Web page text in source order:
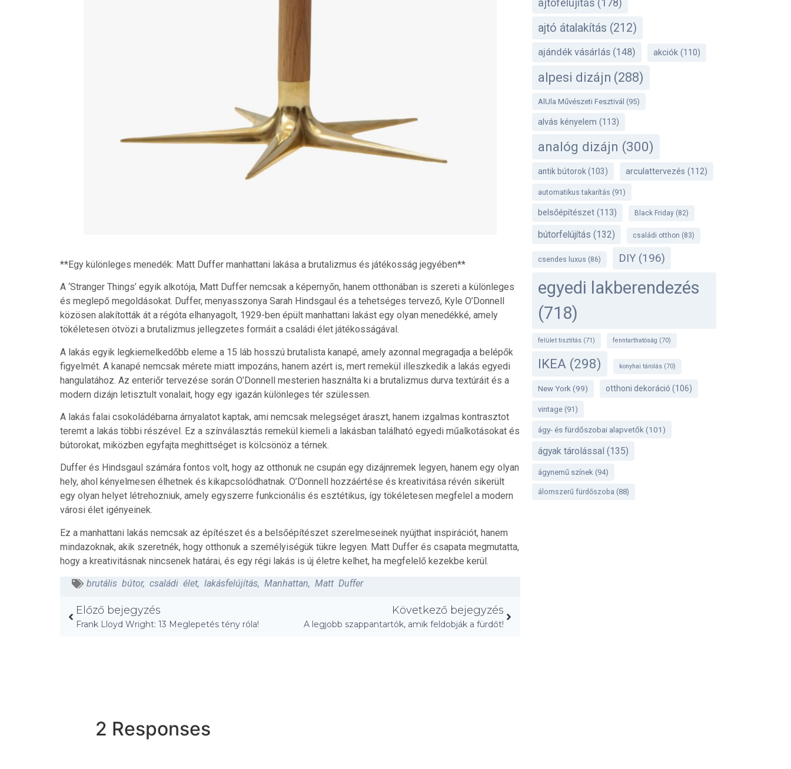
**Egy különleges menedék: Matt Duffer manhattani lakása a brutalizmus és játékosság jegyében**
A ‘Stranger Things’ egyik alkotója, Matt Duffer nemcsak a képernyőn, hanem otthonában is szereti a különleges
és meglepő megoldásokat. Duffer, menyasszonya Sarah Hindsgaul és a tehetséges tervező, Kyle O’Donnell
közösen alakították át a régóta elhanyagolt, 1929-ben épült manhattani lakást egy olyan menedékké, amely
tökéletesen ötvözi a brutalizmus jellegzetes formáit a családi élet játékosságával.
A lakás egyik legkiemelkedőbb eleme a 15 láb hosszú brutalista kanapé, amely azonnal megragadja a belépők
figyelmét. A kanapé nemcsak mérete miatt impozáns, hanem azért is, mert remekül illeszkedik a lakás egyedi
hangulatához. Az enteriőr tervezése során O’Donnell mesterien használta ki a brutalizmus durva textúráit és a
modern dizájn letisztult vonalait, hogy egy igazán különleges tér szülessen.
A lakás falai csokoládébarna árnyalatot kaptak, ami nemcsak melegséget áraszt, hanem izgalmas kontrasztot
teremt a lakás többi részével. Ez a színválasztás remekül kiemeli a lakásban található egyedi műalkotásokat és
bútorokat, miközben egyfajta meghittséget is kölcsönöz a térnek.
Duffer és Hindsgaul számára fontos volt, hogy az otthonuk ne csupán egy dizájnremek legyen, hanem egy olyan
hely, ahol kényelmesen élhetnek és kikapcsolódhatnak. O’Donnell hozzáértése és kreativitása révén sikerült
egy olyan helyet létrehozniuk, amely egyszerre funkcionális és esztétikus, így tökéletesen megfelel a modern
városi élet igényeinek.
Ez a manhattani lakás nemcsak az építészet és a belsőépítészet szerelmeseinek nyújthat inspirációt, hanem
mindazoknak, akik szeretnék, hogy otthonuk a személyiségük tükre legyen. Matt Duffer és csapata megmutatta,
hogy a kreativitásnak nincsenek határai, és egy régi lakás is új életre kelhet, ha megfelelő kezekbe kerül.
brutális bútor, családi élet, lakásfelújítás, Manhattan, Matt Duffer
Előző bejegyzés
Frank Lloyd Wright: 13 Meglepetés tény róla!
Következő bejegyzés
A legjobb szappantartók, amik feldobják a fürdőt!
ajtófelújítás (178)
ajtó átalakítás (212)
ajándék vásárlás(148) akciók(110)
alpesi dizájn (288)
AlUla Művészeti Fesztivál (95)
alvás kényelem (113)
analóg dizájn (300)
antik bútorok (103) arculattervezés (112)
automatikus takarítás (91)
belsőépítészet(113) Black Friday(82)
bútorfelújítás (132) családi otthon (83)
csendes luxus (86) DIY(196)
egyedi lakberendezés
(718)
felület tisztítás(71) fenntarthatóság (70)
IKEA (298) konyhai tárolás(70)
New York(99) otthoni dekoráció (106)
vintage(91)
ágy- és fürdőszobai alapvetők (101)
ágyak tárolással (135)
ágynemű színek(94)
álomszerű fürdőszoba (88)
2 Responses